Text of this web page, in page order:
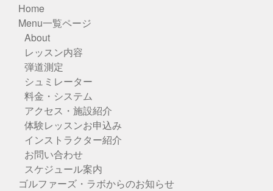
Home
Menu一覧ページ
About
レッスン内容
弾道測定
シュミレーター
料金・システム
アクセス・施設紹介
体験レッスンお申込み
インストラクター紹介
お問い合わせ
スケジュール案内
ゴルファーズ・ラボからのお知らせ